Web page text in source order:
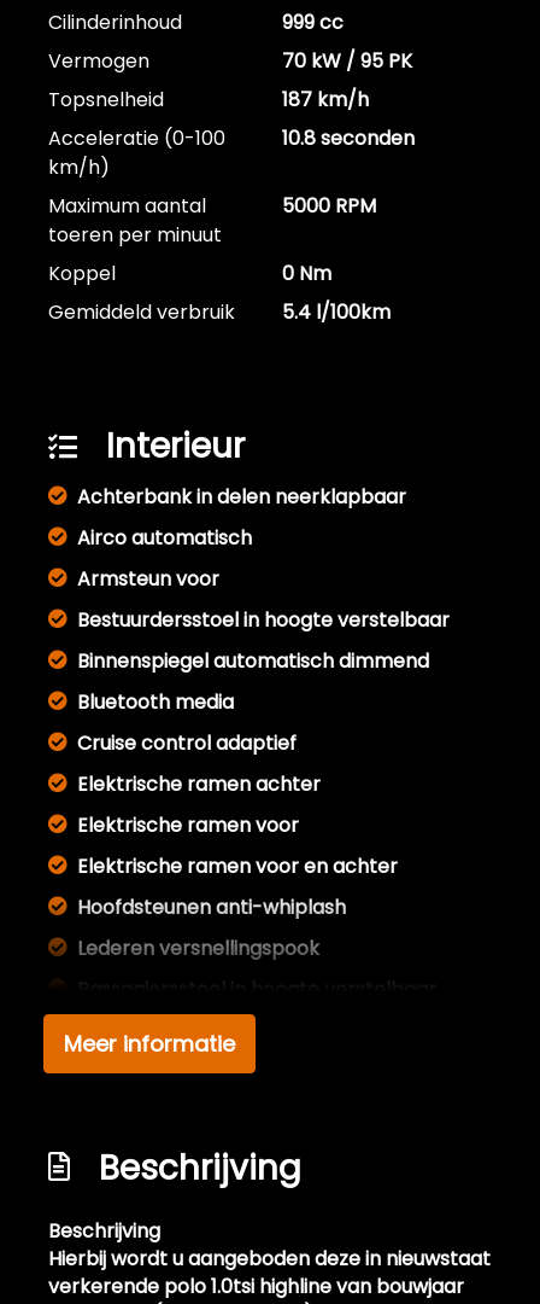
Cilinderinhoud
999 cc
Vermogen
70 kW / 95 PK
Topsnelheid
187 km/h
Acceleratie (0-100
km/h)
10.8 seconden
Maximum aantal
toeren per minuut
5000 RPM
Koppel
0 Nm
Gemiddeld verbruik
5.4 l/100km
Interieur
Achterbank in delen neerklapbaar
Airco automatisch
Armsteun voor
Bestuurdersstoel in hoogte verstelbaar
Binnenspiegel automatisch dimmend
Bluetooth media
Cruise control adaptief
Elektrische ramen achter
Elektrische ramen voor
Elektrische ramen voor en achter
Hoofdsteunen anti-whiplash
Lederen versnellingspook
Passagiersstoel in hoogte verstelbaar
Sfeerverlichting
Sportstoelen
Stuur leder
Stuur verstelbaar
Stuurbekrachtiging
Stuurbekrachtiging snelheidsafhankelijk
Meer informatie
Beschrijving
Beschrijving
Hierbij wordt u aangeboden deze in nieuwstaat
verkerende polo 1.0tsi highline van bouwjaar